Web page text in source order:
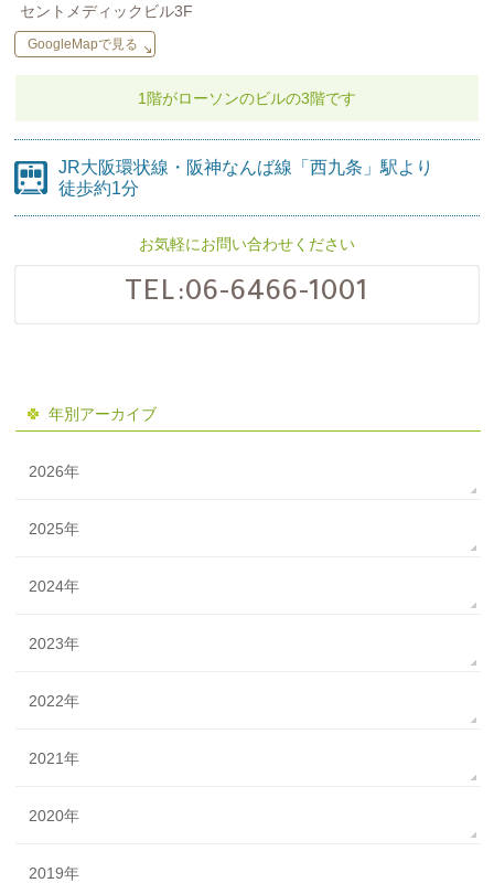
セントメディックビル3F
GoogleMapで見る
1階がローソンのビルの3階です
JR大阪環状線・阪神なんば線 「西九条」駅より
徒歩約1分
お気軽にお問い合わせください
TEL:06-6466-1001
年別アーカイブ
2026年
2025年
2024年
2023年
2022年
2021年
2020年
2019年